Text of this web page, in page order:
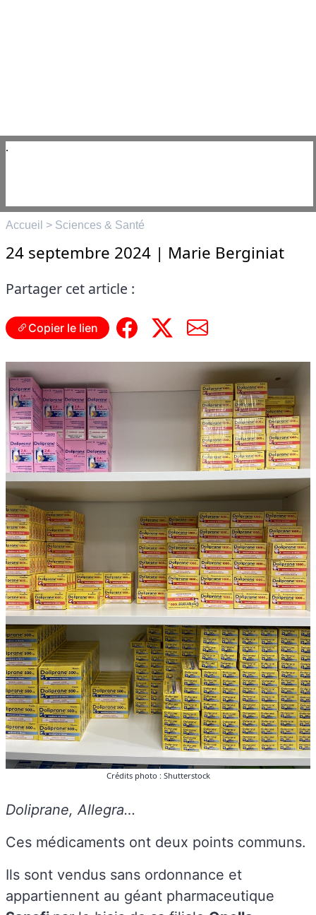
Accueil > Sciences & Santé
24 septembre 2024 | Marie Berginiat
Partager cet article :
Copier le lien
Crédits photo : Shutterstock
Doliprane, Allegra…
Ces médicaments ont deux points communs.
Ils sont vendus sans ordonnance et
appartiennent au géant pharmaceutique